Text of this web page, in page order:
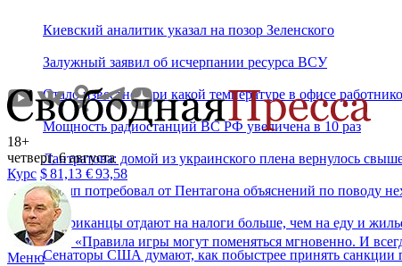
Киевский аналитик указал на позор Зеленского
Залужный заявил об исчерпании ресурса ВСУ
Стало известно, при какой температуре в офисе
Мощность радиостанций ВС РФ увеличена в 10 раз
Лантратова: домой из украинского плена вернулось
Трамп потребовал от Пентагона объяснений по поводу
Американцы отдают на налоги больше, чем на еду и
Сенаторы США думают, как побыстрее принять санкции
18+
четверг, 6 августа
Курс $81,13 €93,58
«Правила игры могут поменяться мгновенно. И
Меню